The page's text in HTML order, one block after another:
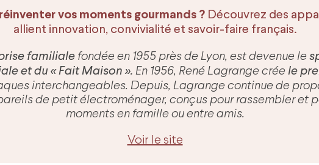
vos moments gourmands ? Découvrez des
allient innovation, convivialité et savoir-faire français.
familiale fondée en 1955 près de Lyon, est devenue le
et du « Fait Maison ». En 1956, René Lagrange crée le
interchangeables. Depuis, Lagrange continue de
de petit électroménager, conçus pour rassembler et
moments en famille ou entre amis.
Voir le site